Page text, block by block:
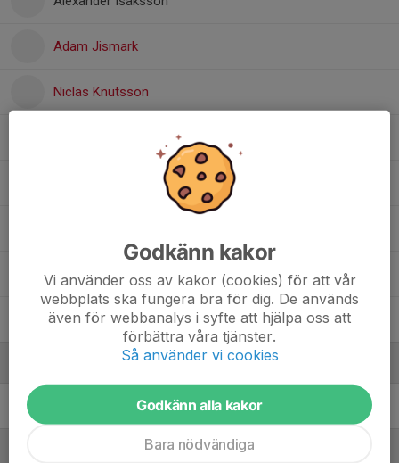
Adam Jismark
Niclas Knutsson
Lukas Uddenberg
Christoffer Åkerstedt
Ledare
Godkänn kakor
Vi använder oss av kakor (cookies) för att vår
webbplats ska fungera bra för dig. De används
även för webbanalys i syfte att hjälpa oss att
förbättra våra tjänster.
Så använder vi cookies
Godkänn alla kakor
Bara nödvändiga